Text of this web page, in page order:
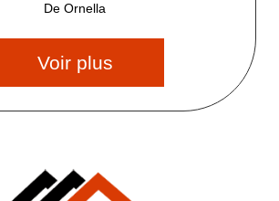
De Ornella
Voir plus